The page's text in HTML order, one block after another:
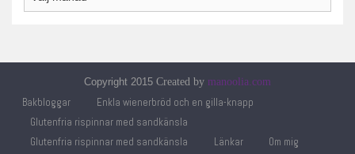
Copyright 2015 Created by manoolia.com
Bakbloggar
Enkla wienerbröd och en gilla-knapp
Glutenfria rispinnar med sandkänsla
Glutenfria rispinnar med sandkänsla
Länkar Om mig